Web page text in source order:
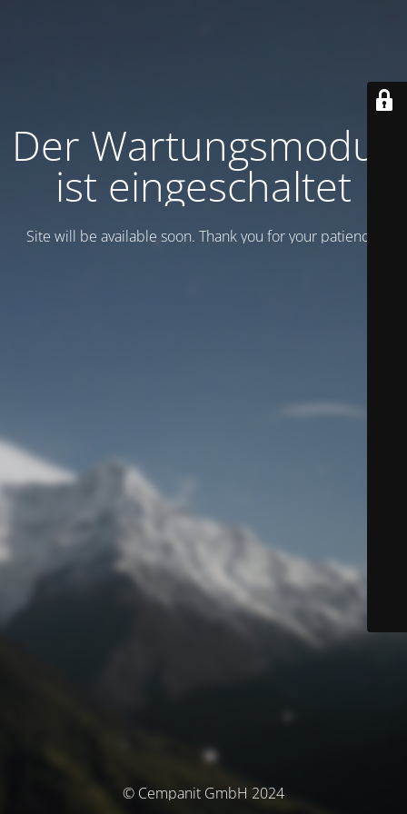
Der Wartungsmodus
ist eingeschaltet
Site will be available soon. Thank you for your patience!
© Cempanit GmbH 2024